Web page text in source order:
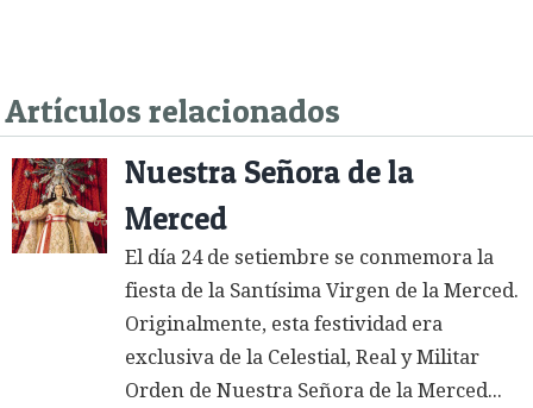
Artículos relacionados
Nuestra Señora de la
Merced
El día 24 de setiembre se conmemora la
fiesta de la Santísima Virgen de la Merced.
Originalmente, esta festividad era
exclusiva de la Celestial, Real y Militar
Orden de Nuestra Señora de la Merced...